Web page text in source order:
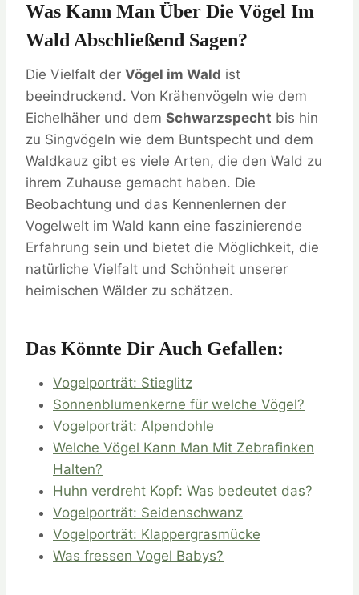
Was Kann Man Über Die Vögel Im
Wald Abschließend Sagen?
Die Vielfalt der Vögel im Wald ist
beeindruckend. Von Krähenvögeln wie dem
Eichelhäher und dem Schwarzspecht bis hin
zu Singvögeln wie dem Buntspecht und dem
Waldkauz gibt es viele Arten, die den Wald zu
ihrem Zuhause gemacht haben. Die
Beobachtung und das Kennenlernen der
Vogelwelt im Wald kann eine faszinierende
Erfahrung sein und bietet die Möglichkeit, die
natürliche Vielfalt und Schönheit unserer
heimischen Wälder zu schätzen.
Das Könnte Dir Auch Gefallen:
Vogelporträt: Stieglitz
Sonnenblumenkerne für welche Vögel?
Vogelporträt: Alpendohle
Welche Vögel Kann Man Mit Zebrafinken
Halten?
Huhn verdreht Kopf: Was bedeutet das?
Vogelporträt: Seidenschwanz
Vogelporträt: Klappergrasmücke
Was fressen Vogel Babys?